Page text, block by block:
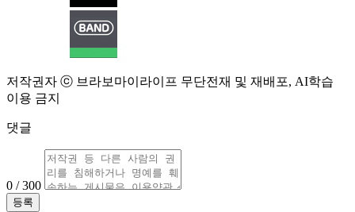
저작권자 ⓒ 브라보마이라이프 무단전재 및 재배포, AI학습
이용 금지
댓글
0 / 300